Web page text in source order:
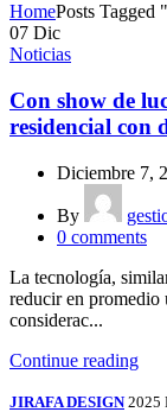
HomePosts Tagged
07 Dic
Noticias
Con show de
residencial con
Diciembre 7,
By
0 comments
La tecnología,
reducir en promedio
considerac...
Continue reading
JIRAFA DESIGN 2025